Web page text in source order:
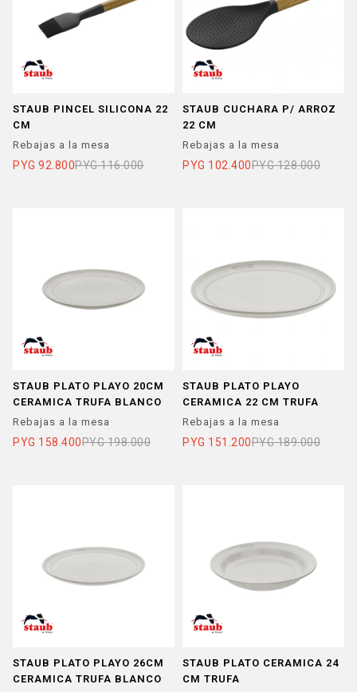
STAUB PINCEL SILICONA 22
CM
Rebajas a la mesa
PYG 92.800PYG 116.000
STAUB CUCHARA P/ ARROZ
22 CM
Rebajas a la mesa
PYG 102.400PYG 128.000
STAUB PLATO PLAYO 20CM
CERAMICA TRUFA BLANCO
Rebajas a la mesa
PYG 158.400PYG 198.000
STAUB PLATO PLAYO
CERAMICA 22 CM TRUFA
Rebajas a la mesa
PYG 151.200PYG 189.000
STAUB PLATO PLAYO 26CM
CERAMICA TRUFA BLANCO
STAUB PLATO CERAMICA 24
CM TRUFA